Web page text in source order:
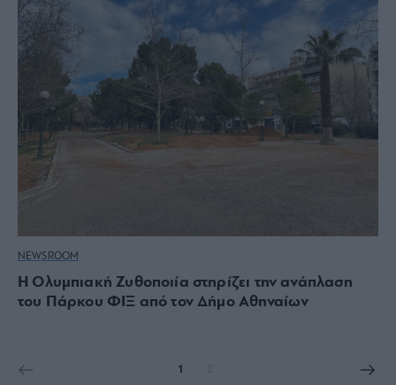
NEWSROOM
Η Ολυμπιακή Ζυθοποιία στηρίζει την ανάπλαση
του Πάρκου ΦΙΞ από τον Δήμο Αθηναίων
1